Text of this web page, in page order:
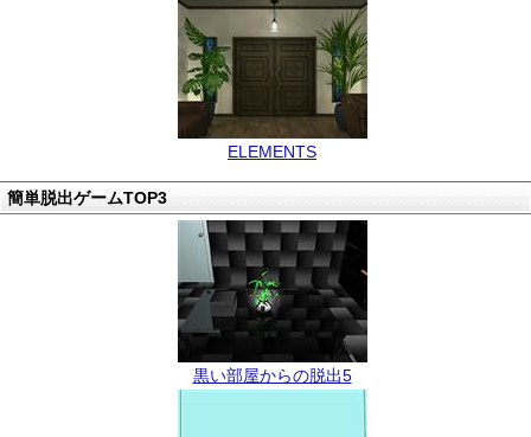
ELEMENTS
簡単脱出ゲームTOP3
黒い部屋からの脱出5